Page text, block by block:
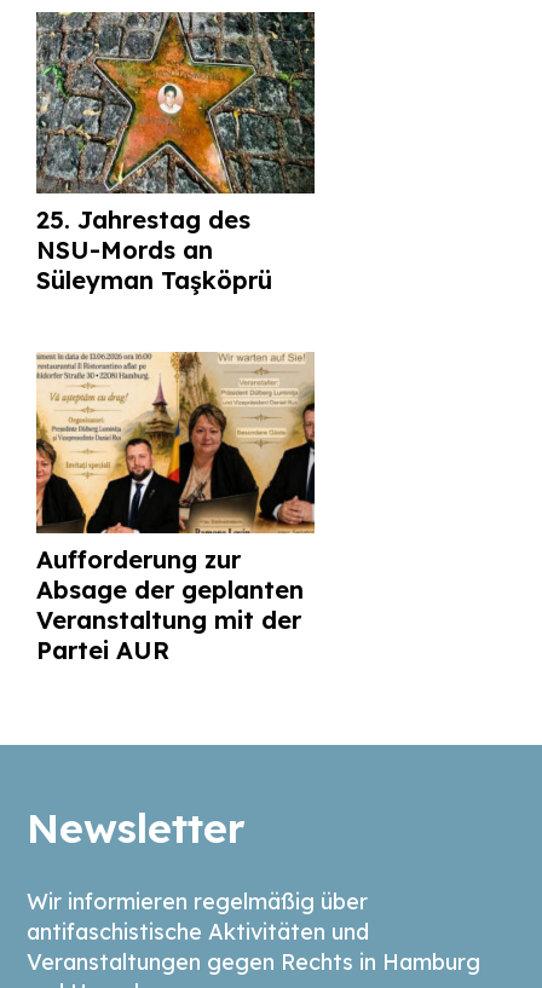
25. Jahrestag des
NSU-Mords an
Süleyman Taşköprü
Aufforderung zur
Absage der geplanten
Veranstaltung mit der
Partei AUR
Newsletter
Wir informieren regelmäßig über
antifaschistische Aktivitäten und
Veranstaltungen gegen Rechts in Hamburg